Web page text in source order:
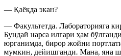
— Қаёқда экан?
— Факультетда. Лабораторияга
Бундай нарса илгари ҳам
юрганимда, бирор жойни
мумкин, дейишганди. Мана, яна